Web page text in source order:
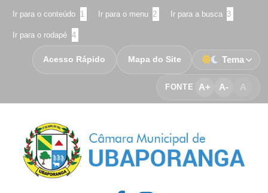
Ir para o conteúdo 1 Ir para o menu 2 Ir para a busca 3
Ir para o rodapé 4
FONTE A+ A- A
Acesso Rápido Mapa do Site Tema